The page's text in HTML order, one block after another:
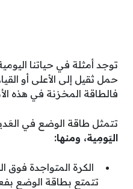
توجد أمثلة في حياتنا
حمل ثقيل إلى الأعلى أو
فالطاقة المخزنة في هذه
تتمثل طاقة الوضع في
اليَومِية، ومنها:
الكرة المتواجدة فوق
تتمتع بطاقة الوضع